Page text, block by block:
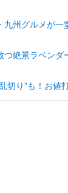
九州グルメが一
つ絶景ラベンダ
切り”も！お値